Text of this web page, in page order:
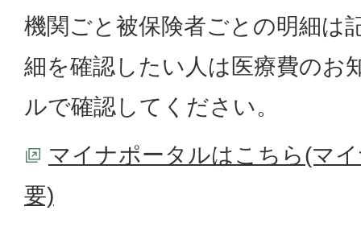
機関ごと被保険者ごとの明細は
細を確認したい人は医療費のお
ルで確認してください。
マイナポータルはこちら(マ
要)